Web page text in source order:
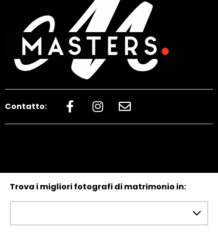
Contatto:
Trova i migliori fotografi di matrimonio in: